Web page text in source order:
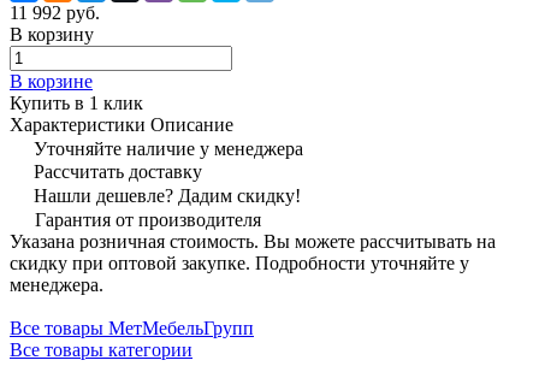
11 992 руб.
В корзину
В корзине
Купить в 1 клик
Характеристики Описание
Уточняйте наличие у менеджера
Рассчитать доставку
Нашли дешевле? Дадим скидку!
Гарантия от производителя
Указана розничная стоимость. Вы можете рассчитывать на
скидку при оптовой закупке. Подробности уточняйте у
менеджера.
Все товары МетМебельГрупп
Все товары категории